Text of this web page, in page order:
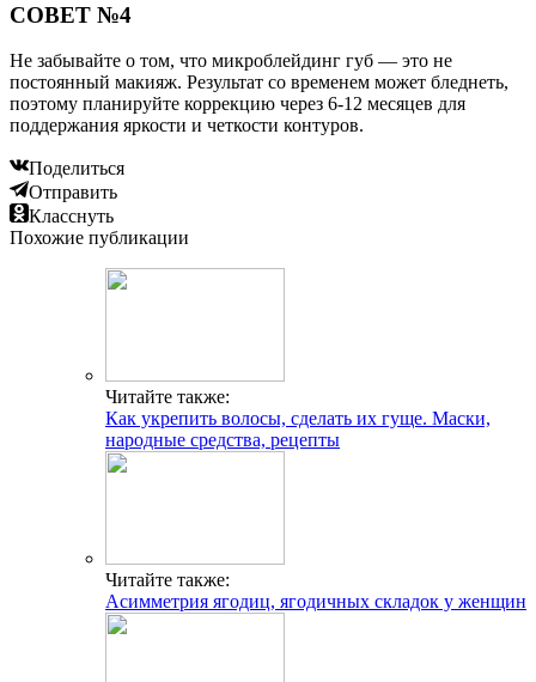
СОВЕТ №4
Не забывайте о том, что микроблейдинг губ — это не
постоянный макияж. Результат со временем может бледнеть,
поэтому планируйте коррекцию через 6-12 месяцев для
поддержания яркости и четкости контуров.
Поделиться
Отправить
Класснуть
Похожие публикации
Читайте также:
Как укрепить волосы, сделать их гуще. Маски,
народные средства, рецепты
Читайте также:
Асимметрия ягодиц, ягодичных складок у женщин